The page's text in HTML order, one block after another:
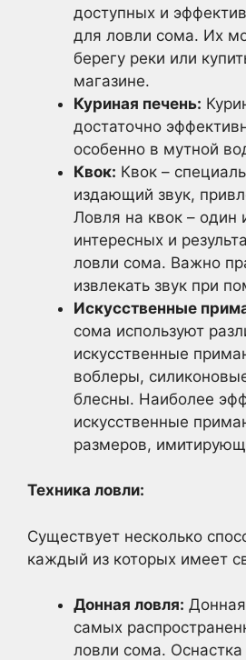
доступных и
для ловли сома. Их
берегу реки или
магазине.
Куриная печень:
достаточно
особенно в мутной
Квок: Квок –
издающий звук,
Ловля на квок – один
интересных и
ловли сома. Важно
извлекать звук при
Искусственные
сома используют
искусственные
воблеры,
блесны. Наиболее
искусственные
размеров,
Техника ловли:
Существует несколько
каждый из которых имеет
Донная ловля:
самых
ловли сома.